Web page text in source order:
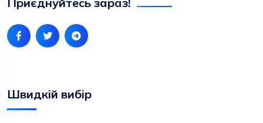
Швидкій вибір